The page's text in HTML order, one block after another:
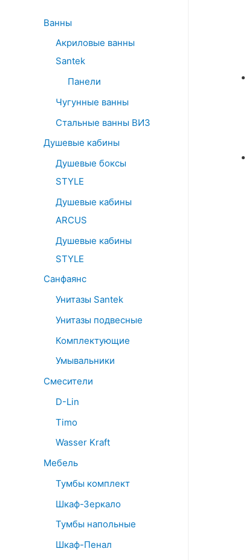
Ванны
Акриловые ванны
Santek
Панели
Чугунные ванны
Стальные ванны ВИЗ
Душевые кабины
Душевые боксы
STYLE
Душевые кабины
ARCUS
Душевые кабины
STYLE
Санфаянс
Унитазы Santek
Унитазы подвесные
Комплектующие
Умывальники
Смесители
D-Lin
Timo
Wasser Kraft
Мебель
Тумбы комплект
Шкаф-Зеркало
Тумбы напольные
Шкаф-Пенал